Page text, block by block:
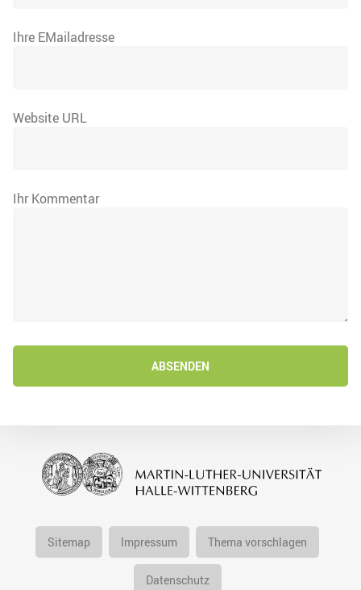
Ihre EMailadresse
Website URL
Ihr Kommentar
ABSENDEN
Sitemap Impressum Thema vorschlagen
Datenschutz